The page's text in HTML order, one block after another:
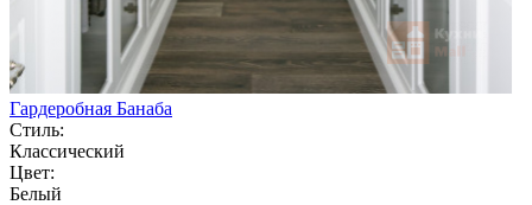
Гардеробная Банаба
Стиль:
Классический
Цвет:
Белый